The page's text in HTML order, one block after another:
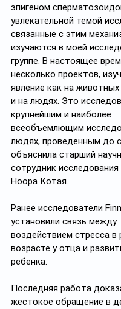
эпигеном
увлекательной темой
связанные с этим
изучаются в моей
группе. В настоящее
несколько проектов,
явление как на
и на людях. Это
крупнейшим и наиболее
всеобъемлющим
людях, проведенным до
объяснила старший
сотрудник
Ноора Котая.
Ранее исследователи
установили связь между
воздействием стресса в
возрасте у отца и
ребенка.
Последняя работа
жестокое обращение в